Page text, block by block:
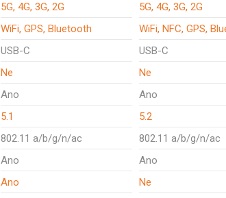
5G, 4G, 3G, 2G
5G, 4G, 3G, 2G
WiFi, GPS, Bluetooth
WiFi, NFC, GPS,
USB-C
USB-C
Ne
Ne
Ano
Ano
5.1
5.2
802.11 a/b/g/n/ac
802.11 a/b/g/n/ac
Ano
Ano
Ano
Ne